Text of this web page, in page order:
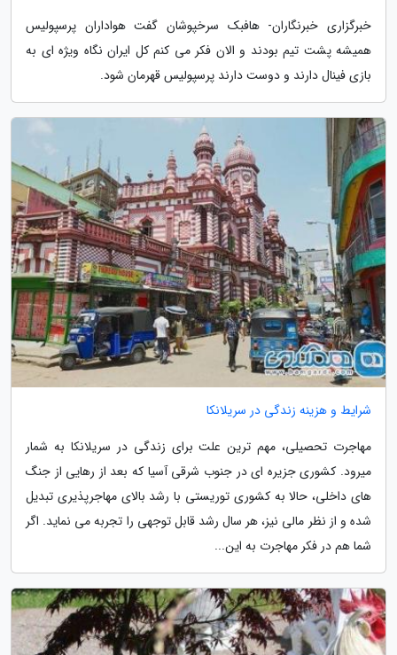
خبرگزاری خبرنگاران- هافبک سرخپوشان گفت هواداران پرسپولیس
همیشه پشت تیم بودند و الان فکر می کنم کل ایران نگاه ویژه ای به
بازی فینال دارند و دوست دارند پرسپولیس قهرمان شود.
شرایط و هزینه زندگی در سریلانکا
مهاجرت تحصیلی، مهم ترین علت برای زندگی در سریلانکا به شمار
میرود. کشوری جزیره ای در جنوب شرقی آسیا که بعد از رهایی از جنگ
های داخلی، حالا به کشوری توریستی با رشد بالای مهاجرپذیری تبدیل
شده و از نظر مالی نیز، هر سال رشد قابل توجهی را تجربه می نماید. اگر
شما هم در فکر مهاجرت به این...